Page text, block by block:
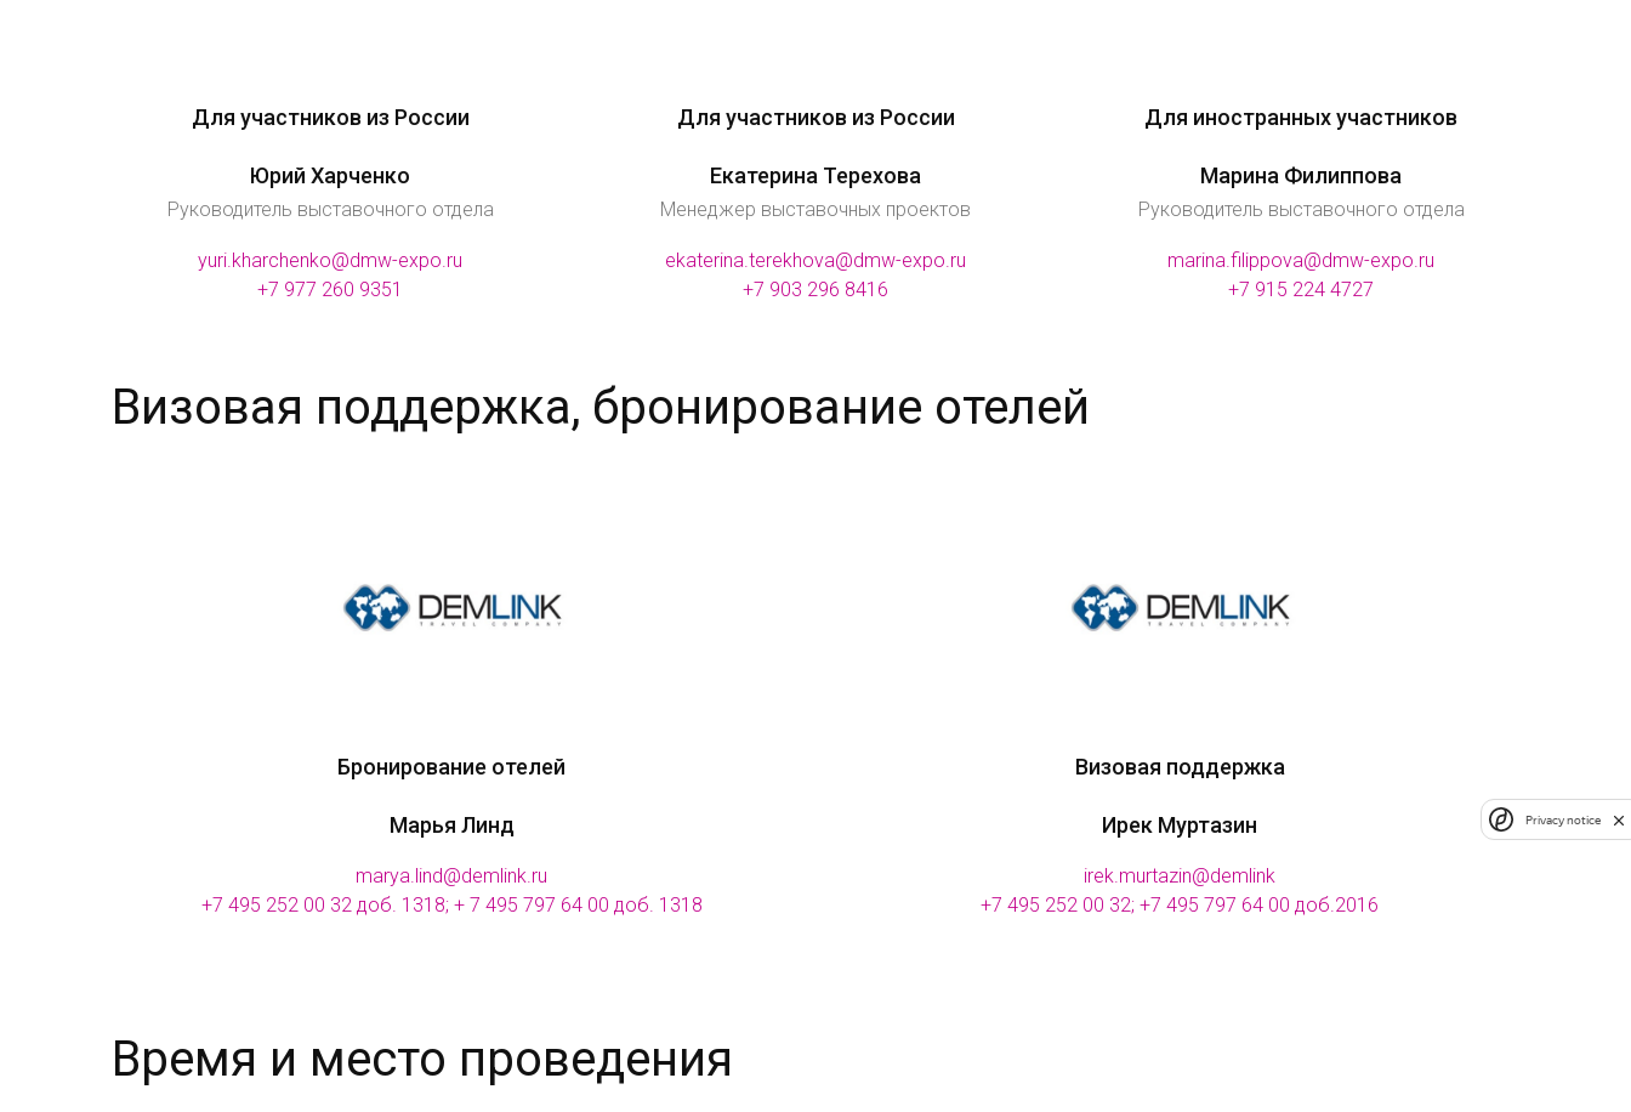
Для участников из России
Юрий Харченко
Руководитель выставочного отдела
yuri.kharchenko@dmw-expo.ru
+7 977 260 9351
Для участников из России
Екатерина Терехова
Менеджер выставочных проектов
ekaterina.terekhova@dmw-expo.ru
+7 903 296 8416
Для иностранных участников
Марина Филиппова
Руководитель выставочного отдела
marina.filippova@dmw-expo.ru
+7 915 224 4727
Визовая поддержка, бронирование отелей
Бронирование отелей
Марья Линд
marya.lind@demlink.ru
+7 495 252 00 32 доб. 1318; + 7 495 797 64 00 доб. 1318
Визовая поддержка
Ирек Муртазин
irek.murtazin@demlink
+7 495 252 00 32; +7 495 797 64 00 доб.2016
Время и место проведения
Privacy notice